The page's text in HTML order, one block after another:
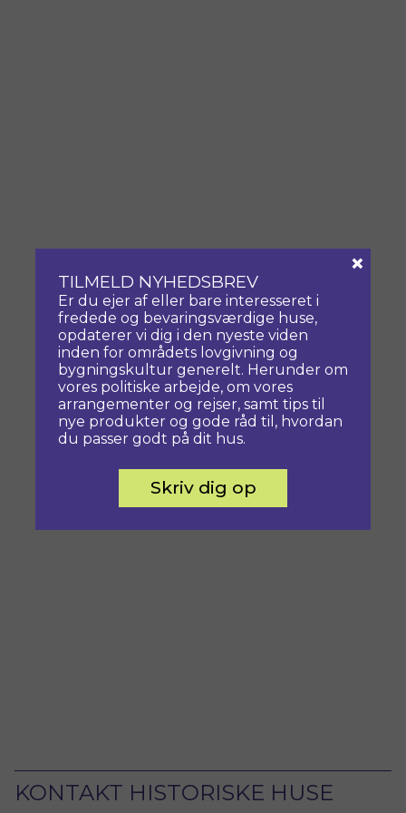
KONTAKT HISTORISKE HUSE
TILMELD NYHEDSBREV
Er du ejer af eller bare interesseret i
fredede og bevaringsværdige huse,
opdaterer vi dig i den nyeste viden
inden for områdets lovgivning og
bygningskultur generelt. Herunder om
vores politiske arbejde, om vores
arrangementer og rejser, samt tips til
nye produkter og gode råd til, hvordan
du passer godt på dit hus.
Skriv dig op
×